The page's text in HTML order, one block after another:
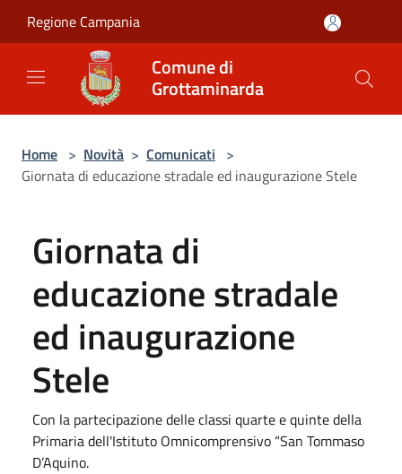
Regione Campania
Comune di
Grottaminarda
Home > Novità > Comunicati >
Giornata di educazione stradale ed inaugurazione Stele
Giornata di
educazione stradale
ed inaugurazione
Stele
Con la partecipazione delle classi quarte e quinte della
Primaria dell'Istituto Omnicomprensivo “San Tommaso
D’Aquino.